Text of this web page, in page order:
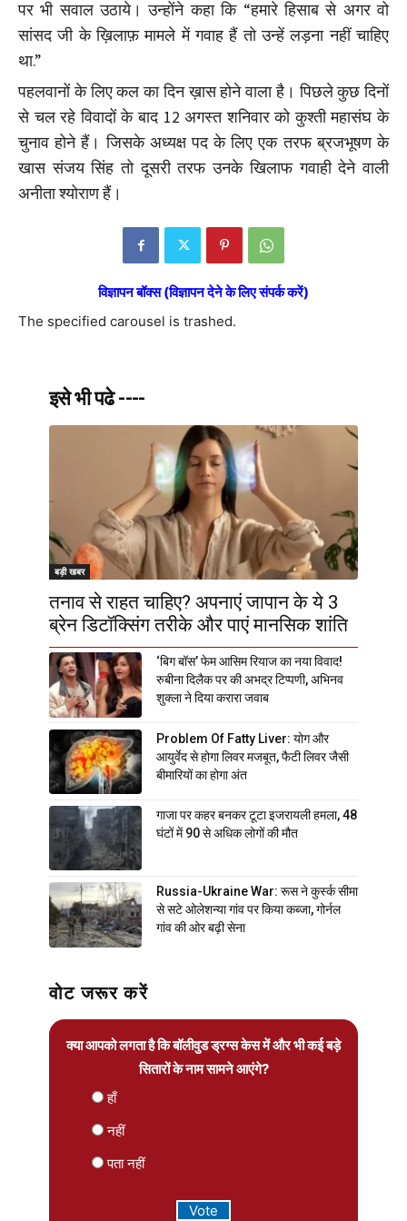
पर भी सवाल उठाये। उन्होंने कहा कि “हमारे हिसाब से अगर वो
सांसद जी के ख़िलाफ़ मामले में गवाह हैं तो उन्हें लड़ना नहीं चाहिए
था.”
पहलवानों के लिए कल का दिन ख़ास होने वाला है। पिछले कुछ दिनों
से चल रहे विवादों के बाद 12 अगस्त शनिवार को कुश्ती महासंघ के
चुनाव होने हैं। जिसके अध्यक्ष पद के लिए एक तरफ ब्रजभूषण के
खास संजय सिंह तो दूसरी तरफ उनके खिलाफ गवाही देने वाली
अनीता श्योराण हैं।
विज्ञापन बॉक्स (विज्ञापन देने के लिए संपर्क करें)
The specified carousel is trashed.
इसे भी पढे ----
बड़ी खबर
तनाव से राहत चाहिए? अपनाएं जापान के ये 3
ब्रेन डिटॉक्सिंग तरीके और पाएं मानसिक शांति
‘बिग बॉस’ फेम आसिम रियाज का नया विवाद!
रुबीना दिलैक पर की अभद्र टिप्पणी, अभिनव
शुक्ला ने दिया करारा जवाब
Problem Of Fatty Liver: योग और
आयुर्वेद से होगा लिवर मजबूत, फैटी लिवर जैसी
बीमारियों का होगा अंत
गाजा पर कहर बनकर टूटा इजरायली हमला, 48
घंटों में 90 से अधिक लोगों की मौत
Russia-Ukraine War: रूस ने कुर्स्क सीमा
से सटे ओलेशन्या गांव पर किया कब्जा, गोर्नल
गांव की ओर बढ़ी सेना
वोट जरूर करें
क्या आपको लगता है कि बॉलीवुड ड्रग्स केस में और भी कई बड़े
सितारों के नाम सामने आएंगे?
हाँ
नहीं
पता नहीं